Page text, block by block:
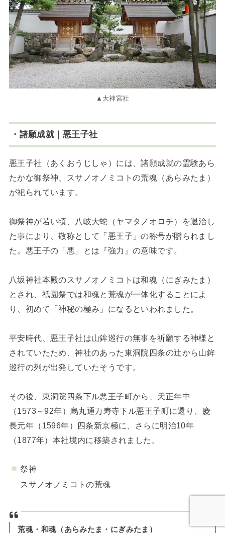
▲大神宮社
・諸願成就｜悪王子社
悪王子社（あくおうじしゃ）には、諸願成就の霊験あら
たかな御祭神、スサノオノミコトの荒魂（あらみたま）
が祀られています。
御祭神が若い頃、八岐大蛇（ヤマタノオロチ）を退治し
た事により、敬称として「悪王子」の称号が贈られまし
た。悪王子の「悪」とは『強力』の意味です。
八坂神社本殿のスサノオノミコトは和魂（にぎみたま）
とされ、祇園祭では和魂と荒魂が一体化することによ
り、初めて「神秘の極み」になるといわれました。
平安時代、悪王子社は山鉾巡行の無事を祈願する神様と
されていたため、神社のあった東洞院四条の辻から山鉾
巡行の列が出発していたそうです。
その後、東洞院四条下ル悪王子町から、天正年中
（1573～92年）烏丸通万寿寺下ル悪王子町に還り、慶
長元年（1596年）四条新京極に、さらに明治10年
（1877年）本社境内に移築されました。
祭神
スサノオノミコトの荒魂
荒魂・和魂（あらみたま・にぎみたま）